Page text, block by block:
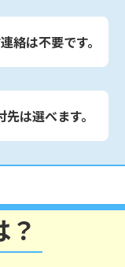
絡は不要です。
先は選べます。